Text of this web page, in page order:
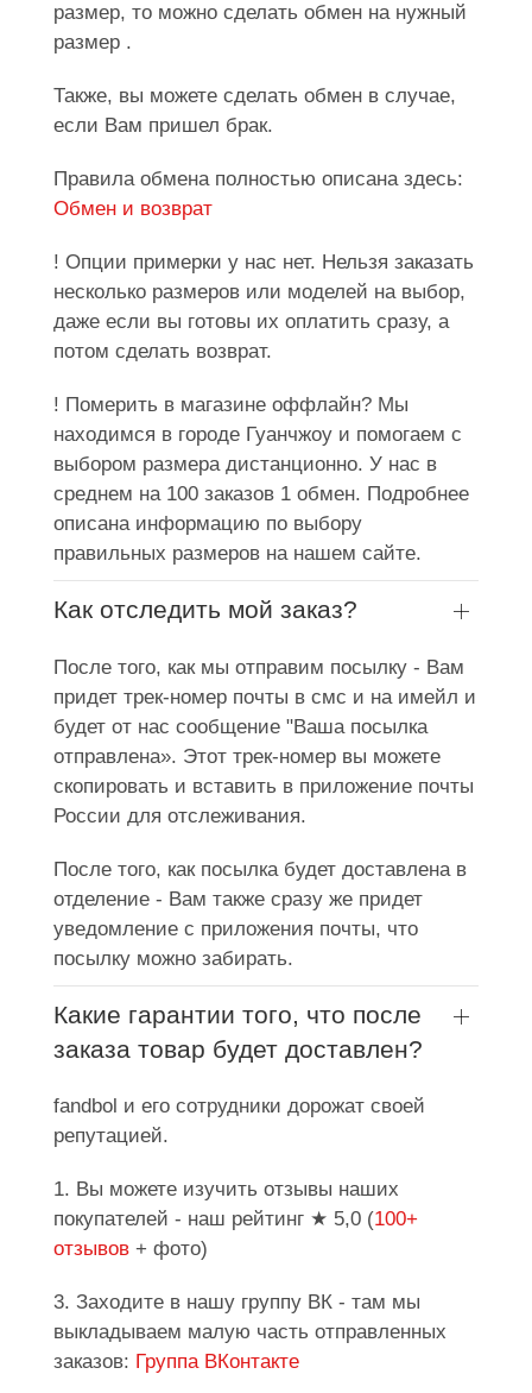
размер, то можно сделать обмен на нужный
размер .
Также, вы можете сделать обмен в случае,
если Вам пришел брак.
Правила обмена полностью описана здесь:
Обмен и возврат
! Опции примерки у нас нет. Нельзя заказать
несколько размеров или моделей на выбор,
даже если вы готовы их оплатить сразу, а
потом сделать возврат.
! Померить в магазине оффлайн? Мы
находимся в городе Гуанчжоу и помогаем с
выбором размера дистанционно. У нас в
среднем на 100 заказов 1 обмен. Подробнее
описана информацию по выбору
правильных размеров на нашем сайте.
Как отследить мой заказ?
После того, как мы отправим посылку - Вам
придет трек-номер почты в смс и на имейл и
будет от нас сообщение "Ваша посылка
отправлена». Этот трек-номер вы можете
скопировать и вставить в приложение почты
России для отслеживания.
После того, как посылка будет доставлена в
отделение - Вам также сразу же придет
уведомление с приложения почты, что
посылку можно забирать.
Какие гарантии того, что после
заказа товар будет доставлен?
fandbol и его сотрудники дорожат своей
репутацией.
1. Вы можете изучить отзывы наших
покупателей - наш рейтинг ★ 5,0 (100+
отзывов + фото)
3. Заходите в нашу группу ВК - там мы
выкладываем малую часть отправленных
заказов: Группа ВКонтакте